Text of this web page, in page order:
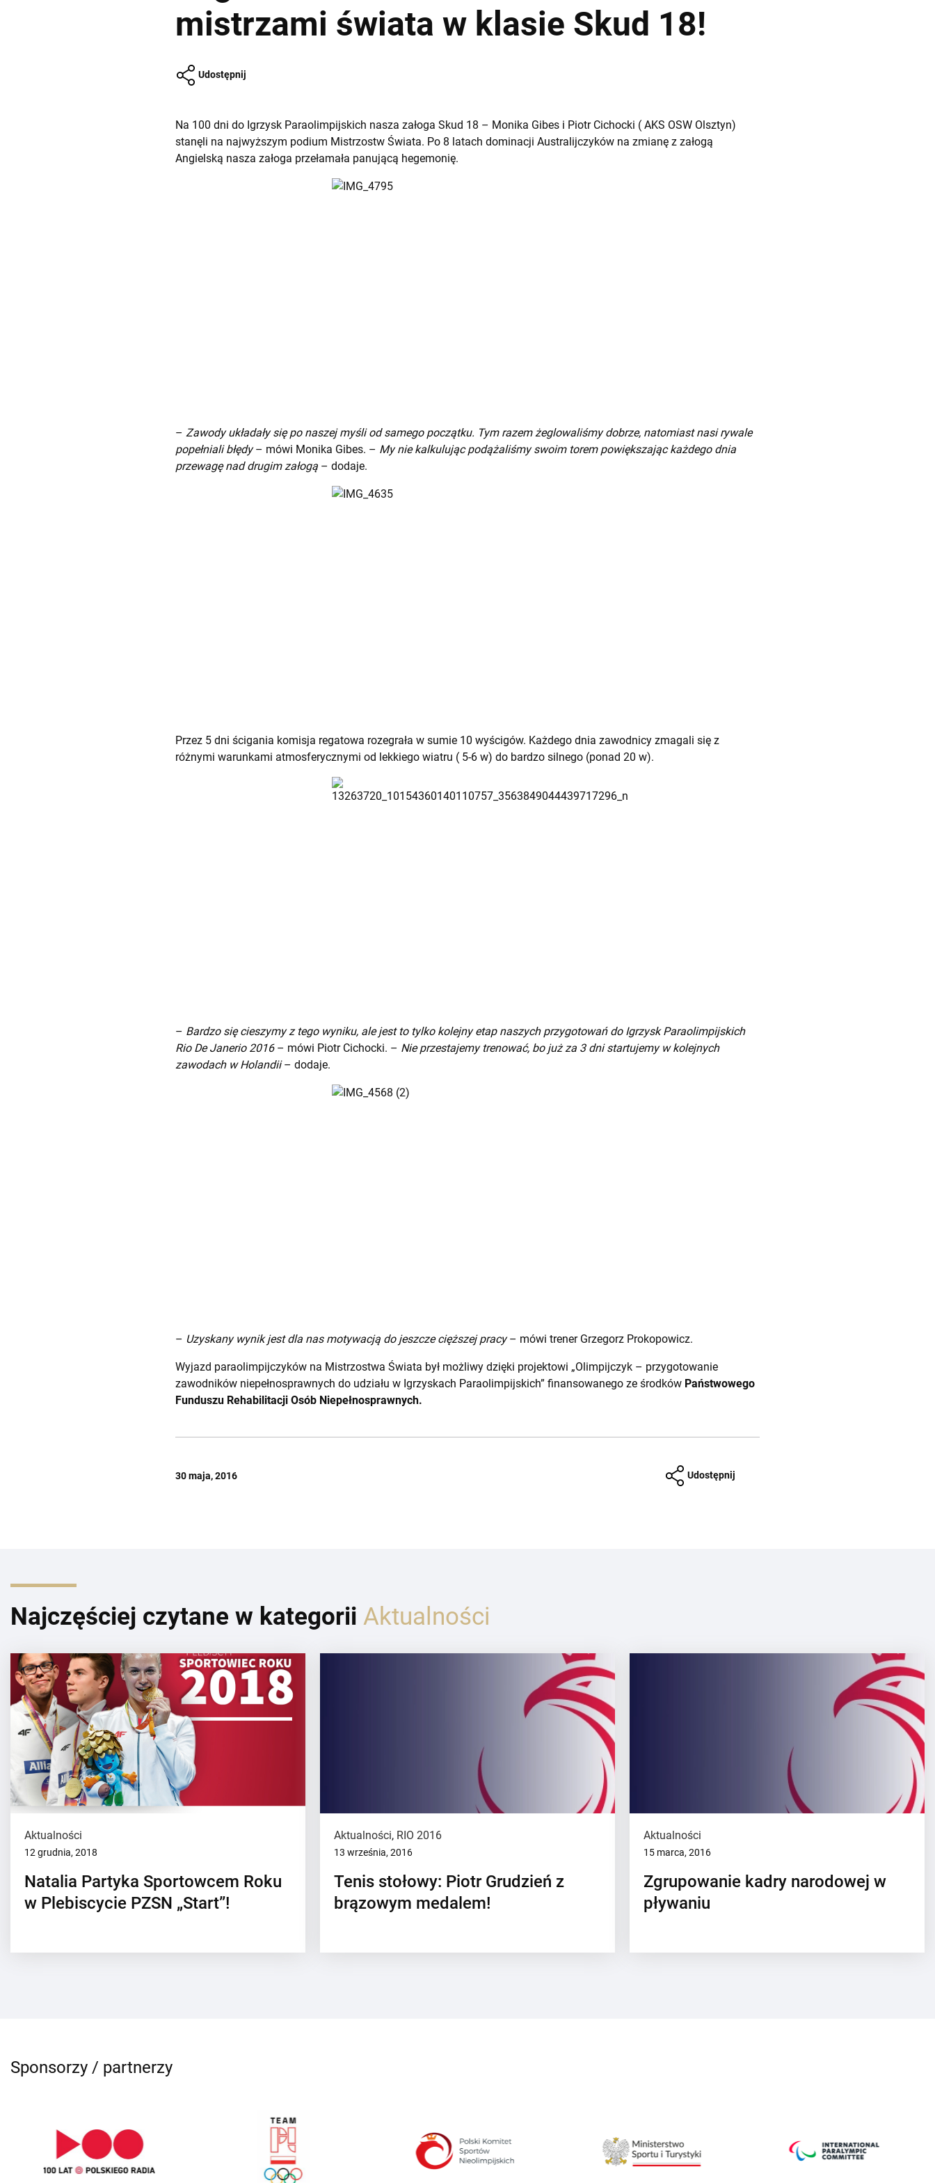
mistrzami świata w klasie Skud 18!
Udostępnij
Na 100 dni do Igrzysk Paraolimpijskich nasza załoga Skud 18 – Monika Gibes i Piotr Cichocki ( AKS OSW Olsztyn)
stanęli na najwyższym podium Mistrzostw Świata. Po 8 latach dominacji Australijczyków na zmianę z załogą
Angielską nasza załoga przełamała panującą hegemonię.
– Zawody układały się po naszej myśli od samego początku. Tym razem żeglowaliśmy dobrze, natomiast nasi rywale
popełniali błędy– mówi Monika Gibes. – My nie kalkulując podążaliśmy swoim torem powiększając każdego dnia
przewagę nad drugim załogą – dodaje.
Przez 5 dni ścigania komisja regatowa rozegrała w sumie 10 wyścigów. Każdego dnia zawodnicy zmagali się z
różnymi warunkami atmosferycznymi od lekkiego wiatru ( 5-6 w) do bardzo silnego (ponad 20 w).
– Bardzo się cieszymy z tego wyniku, ale jest to tylko kolejny etap naszych przygotowań do Igrzysk Paraolimpijskich
Rio De Janerio 2016– mówi Piotr Cichocki. – Nie przestajemy trenować, bo już za 3 dni startujemy w kolejnych
zawodach w Holandii– dodaje.
– Uzyskany wynik jest dla nas motywacją do jeszcze cięższej pracy– mówi trener Grzegorz Prokopowicz.
Wyjazd paraolimpijczyków na Mistrzostwa Świata był możliwy dzięki projektowi „Olimpijczyk – przygotowanie
zawodników niepełnosprawnych do udziału w Igrzyskach Paraolimpijskich” finansowanego ze środków Państwowego
Funduszu Rehabilitacji Osób Niepełnosprawnych.
30 maja, 2016 Udostępnij
Najczęściej czytane w kategorii Aktualności
Aktualności
12 grudnia, 2018
Natalia Partyka Sportowcem Roku
w Plebiscycie PZSN „Start”!
Aktualności, RIO 2016
13 września, 2016
Tenis stołowy: Piotr Grudzień z
brązowym medalem!
Aktualności
15 marca, 2016
Zgrupowanie kadry narodowej w
pływaniu
Sponsorzy / partnerzy